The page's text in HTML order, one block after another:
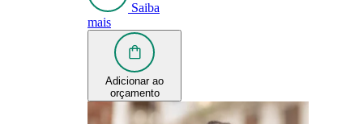
Saiba
mais
Adicionar ao
orçamento